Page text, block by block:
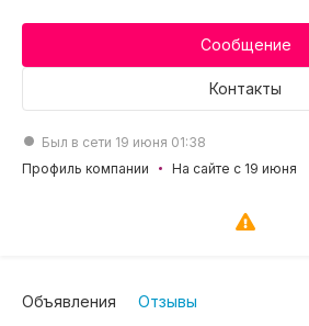
Сообщение
Контакты
Был в сети 19 июня 01:38
Профиль компании
На сайте с 19 июня
Объявления Отзывы